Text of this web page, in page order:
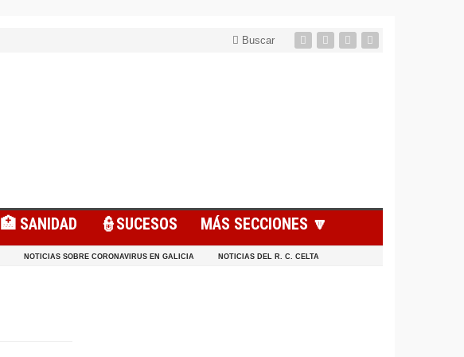
Buscar
🏥 SANIDAD 👮SUCESOS MÁS SECCIONES 🔽
NOTICIAS SOBRE CORONAVIRUS EN GALICIA NOTICIAS DEL R. C. CELTA